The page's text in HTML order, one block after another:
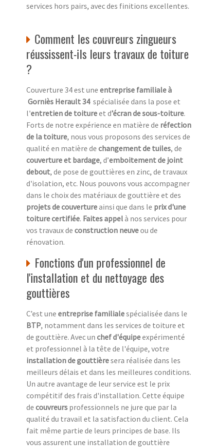
services hors pairs, avec des finitions excellentes.
Comment les couvreurs zingueurs
réussissent-ils leurs travaux de toiture
?
Couverture 34 est une entreprise familiale à
Gorniès Herault 34 spécialisée dans la pose et
l'entretien de toitureet d’écran de sous-toiture.
Forts de notre expérience en matière de réfection
de la toiture, nous vous proposons des services de
qualité en matière de changement de tuiles, de
couverture et bardage, d’emboitement de joint
debout, de pose de gouttières en zinc, de travaux
d'isolation, etc. Nous pouvons vous accompagner
dans le choix des matériaux de gouttière et des
projets de couvertureainsi que dans le prix d'une
toiture certifiée. Faites appelà nos services pour
vos travaux de construction neuveou de
rénovation.
Fonctions d'un professionnel de
l'installation et du nettoyage des
gouttières
C’est une entreprise familialespécialisée dans le
BTP, notamment dans les services de toiture et
de gouttière. Avec un chef d'équipeexpérimenté
et professionnel à la tête de l'équipe, votre
installation de gouttièresera réalisée dans les
meilleurs délais et dans les meilleures conditions.
Un autre avantage de leur service est le prix
compétitif des frais d'installation. Cette équipe
de couvreurs professionnels ne jure que par la
qualité du travail et la satisfaction du client. Cela
fait même partie de leurs principes de base. Ils
vous assurent une installation de gouttière